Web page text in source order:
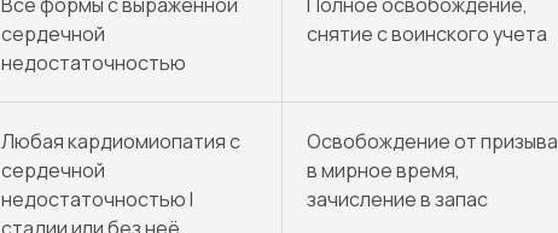
сердечной
недостаточностью
снятие с воинского учета
Любая кардиомиопатия с
сердечной
недостаточностью I
стадии или без неё
Освобождение от призыва
в мирное время,
зачисление в запас